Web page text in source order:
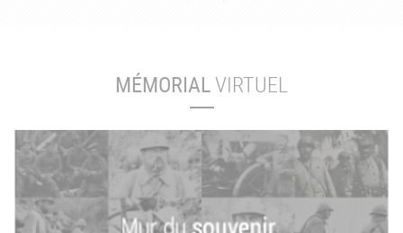
MÉMORIALVIRTUEL